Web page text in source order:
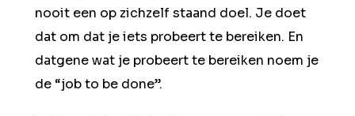
nooit een op zichzelf staand doel. Je doet
dat om dat je iets probeert te bereiken. En
datgene wat je probeert te bereiken noem je
de “job to be done”.